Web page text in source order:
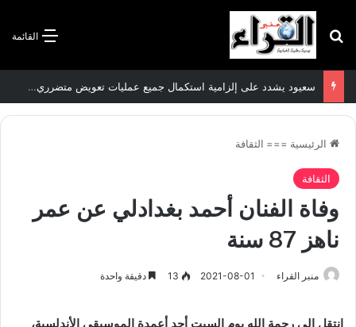
القائمة بحث عن
سعيود يشدد على إلزامية استكمال جميع عمليات تعويض متضرري حرائق الغابات قبل نهاية شهر أوت
الرئيسية === الثقافة
الثقافة
وفاة الفنان أحمد بغدادلي عن عمر
ناهز 87 سنة
منبر القراء 2021-08-01
13 دقيقة واحدة
انتقل إلى رحمة الله يوم السبت أحد أعمدة الموسيقى الأندلسية،